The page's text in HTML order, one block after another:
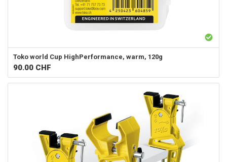
Toko world Cup HighPerformance, warm, 120g
90.00 CHF